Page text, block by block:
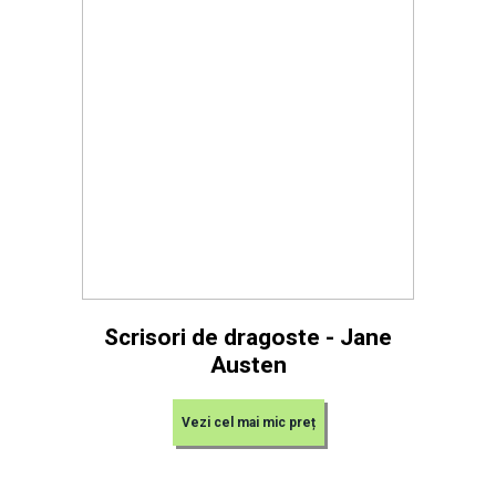
Scrisori de dragoste - Jane
Austen
Vezi cel mai mic preț